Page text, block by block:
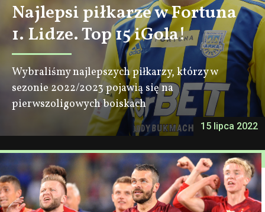
15 lipca 2022
Najlepsi piłkarze w Fortuna
1. Lidze. Top 15 iGola!
Wybraliśmy najlepszych piłkarzy, którzy w
sezonie 2022/2023 pojawią się na
pierwszoligowych boiskach